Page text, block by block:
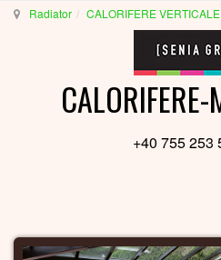
Radiator CALORIFERE VERTICALE
+40 755 253